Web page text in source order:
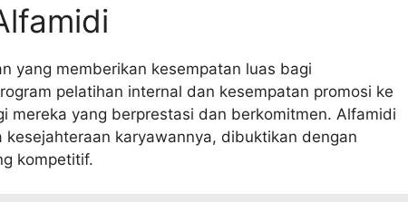
yang memberikan kesempatan luas bagi
pelatihan internal dan kesempatan promosi ke
mereka yang berprestasi dan berkomitmen. Alfamidi
karyawannya, dibuktikan dengan
kompetitif.